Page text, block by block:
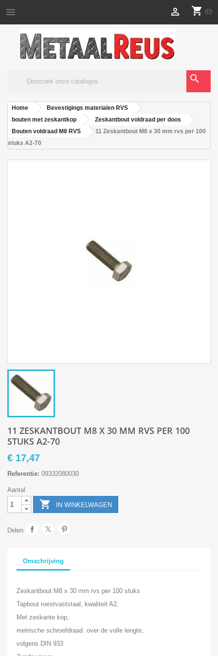
 shopping_cart (0)

search
Home
Bevestigings materialen RVS
bouten met zeskantkop
Zeskantbout voldraad per doos
Bouten voldraad M8 RVS
11 Zeskantbout M8 x 30 mm rvs per 100
stuks A2-70
11 ZESKANTBOUT M8 X 30 MM RVS PER 100
STUKS A2-70
€ 17,47
Referentie: 09332080030
Aantal
 IN WINKELWAGEN
Delen
Omschrijving
Zeskantbout M8 x 30 mm rvs per 100 stuks
Tapbout roestvaststaal, kwaliteit A2.
Met zeskante kop,
metrische schroefdraad. over de volle lengte,
volgens DIN 933